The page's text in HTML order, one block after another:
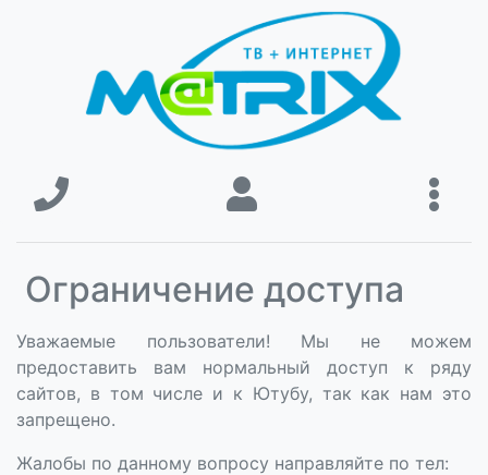
Ограничение доступа
Уважаемые пользователи! Мы не можем
предоставить вам нормальный доступ к ряду
сайтов, в том числе и к Ютубу, так как нам это
запрещено.
Жалобы по данному вопросу направляйте по тел: